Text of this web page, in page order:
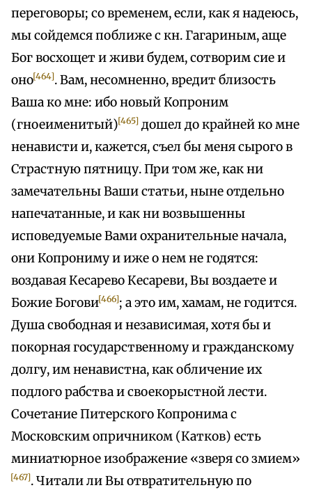
переговоры; со временем, если, как я надеюсь,
мы сойдемся поближе с кн. Гагариным, аще
Бог восхощет и живи будем, сотворим сие и
оно[464]. Вам, несомненно, вредит близость
Ваша ко мне: ибо новый Копроним
(гноеименитый)[465] дошел до крайней ко мне
ненависти и, кажется, съел бы меня сырого в
Страстную пятницу. При том же, как ни
замечательны Ваши статьи, ныне отдельно
напечатанные, и как ни возвышенны
исповедуемые Вами охранительные начала,
они Копрониму и иже о нем не годятся:
воздавая Кесарево Кесареви, Вы воздаете и
Божие Богови[466]; а это им, хамам, не годится.
Душа свободная и независимая, хотя бы и
покорная государственному и гражданскому
долгу, им ненавистна, как обличение их
подлого рабства и своекорыстной лести.
Сочетание Питерского Копронима с
Московским опричником (Катков) есть
миниатюрное изображение «зверя со змием»
[467]. Читали ли Вы отвратительную по